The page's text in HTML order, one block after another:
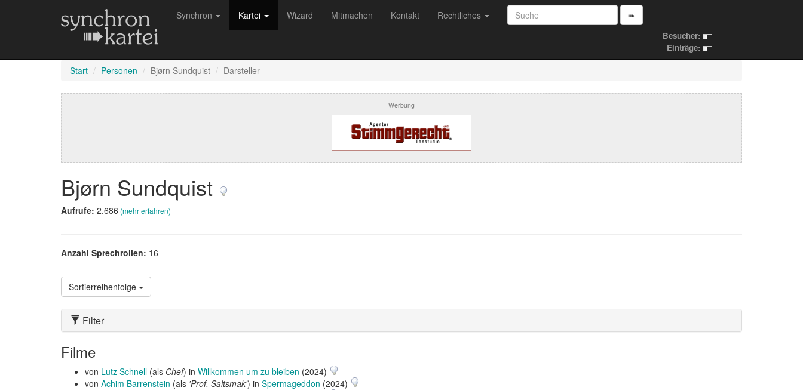
Synchron Kartei Wizard Mitmachen Kontakt Rechtliches ➠
Besucher:
Einträge:
Start Personen Bjørn Sundquist Darsteller
Werbung
Bjørn Sundquist
Aufrufe: 2.686 (mehr erfahren)
Anzahl Sprechrollen: 16
Sortierreihenfolge
Filter
Filme
von Lutz Schnell (als Chef) in Willkommen um zu bleiben (2024)
von Achim Barrenstein (als 'Prof. Saltsmak') in Spermageddon (2024)